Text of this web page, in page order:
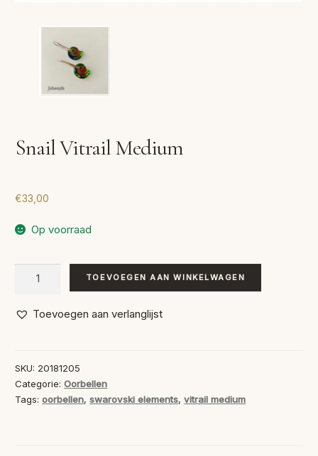
Snail Vitrail Medium
€33,00
Op voorraad
Snail
Medium
TOEVOEGEN AAN WINKELWAGEN
Toevoegen aan verlanglijst
SKU: 20181205
Categorie:Oorbellen
Tags:oorbellen,swarovski elements,vitrail medium